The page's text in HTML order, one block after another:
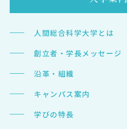
人間総合科学大学とは
創立者・学長メッセージ
沿革・組織
キャンパス案内
学びの特長